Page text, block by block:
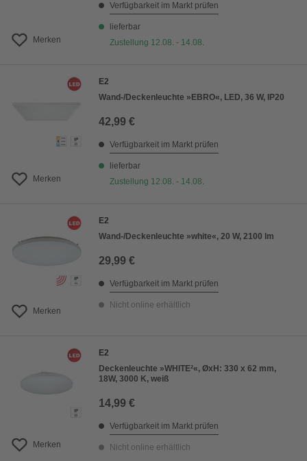
Merken
Verfügbarkeit im Markt prüfen
lieferbar
Zustellung 12.08. - 14.08.
Merken
E2
Wand-/Deckenleuchte »EBRO«, LED, 36 W, IP20
42,99 €
Verfügbarkeit im Markt prüfen
lieferbar
Zustellung 12.08. - 14.08.
Merken
E2
Wand-/Deckenleuchte »white«, 20 W, 2100 lm
29,99 €
Verfügbarkeit im Markt prüfen
Nicht online erhältlich
Merken
E2
Deckenleuchte »WHITE²«, ØxH: 330 x 62 mm,
18W, 3000 K, weiß
14,99 €
Verfügbarkeit im Markt prüfen
Nicht online erhältlich